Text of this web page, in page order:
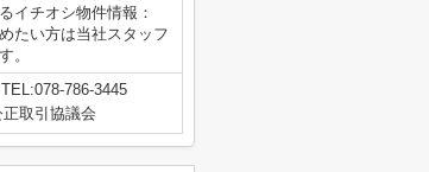
イチオシ物件情報：
たい方は当社スタッフ
。
TEL:078-786-3445
取引協議会